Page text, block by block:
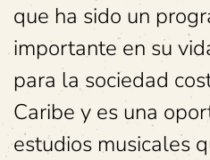
que ha sido un
importante en su
para la sociedad
Caribe y es una
estudios musicales